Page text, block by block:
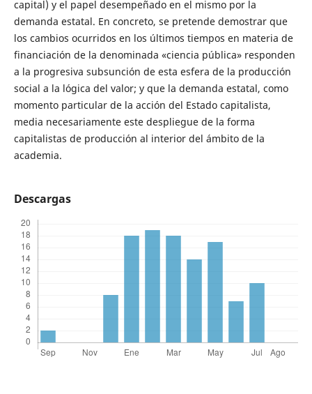
capital) y el papel desempeñado en el mismo por la
demanda estatal. En concreto, se pretende demostrar que
los cambios ocurridos en los últimos tiempos en materia de
financiación de la denominada «ciencia pública» responden
a la progresiva subsunción de esta esfera de la producción
social a la lógica del valor; y que la demanda estatal, como
momento particular de la acción del Estado capitalista,
media necesariamente este despliegue de la forma
capitalistas de producción al interior del ámbito de la
academia.
Descargas